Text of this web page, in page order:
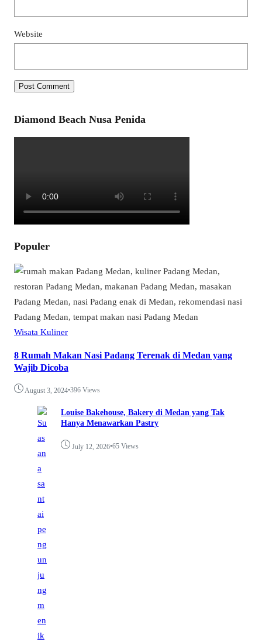
Website
Diamond Beach Nusa Penida
Populer
Wisata Kuliner
8 Rumah Makan Nasi Padang Terenak di Medan yang
Wajib Dicoba
August 3, 2024•396 Views
Louise Bakehouse, Bakery di Medan yang Tak
Hanya Menawarkan Pastry
July 12, 2026•65 Views